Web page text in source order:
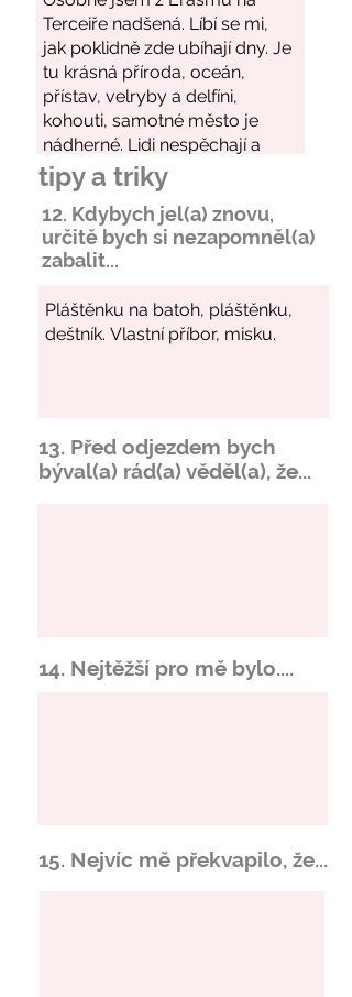
tipy a triky
12. Kdybych jel(a) znovu,
určitě bych si nezapomněl(a)
zabalit...
13. Před odjezdem bych
býval(a) rád(a) věděl(a), že...
14. Nejtěžší pro mě bylo....
15. Nejvíc mě překvapilo, že...